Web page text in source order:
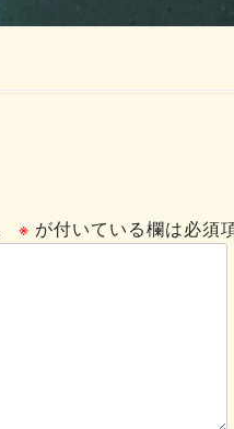
※ が付いている欄は必須